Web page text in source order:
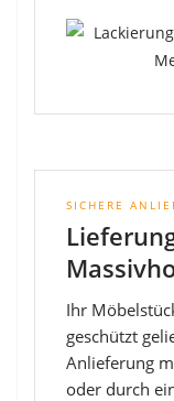
SICHERE
Ihr
geschützt
Anlieferung
oder durch